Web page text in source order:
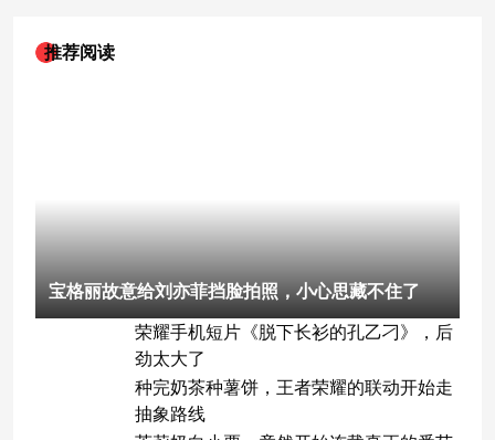
推荐阅读
宝格丽故意给刘亦菲挡脸拍照，小心思藏不住了
荣耀手机短片《脱下长衫的孔乙刁》，后
劲太大了
种完奶茶种薯饼，王者荣耀的联动开始走
抽象路线